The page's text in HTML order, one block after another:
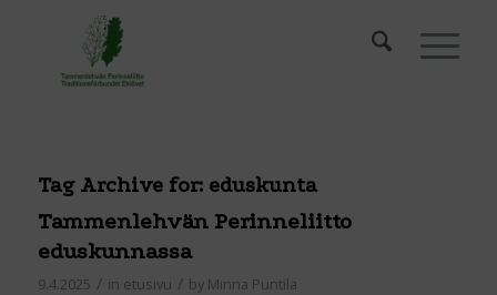
Tag Archive for: eduskunta
Tammenlehvän Perinneliitto
eduskunnassa
9.4.2025 / in etusivu / by Minna Puntila